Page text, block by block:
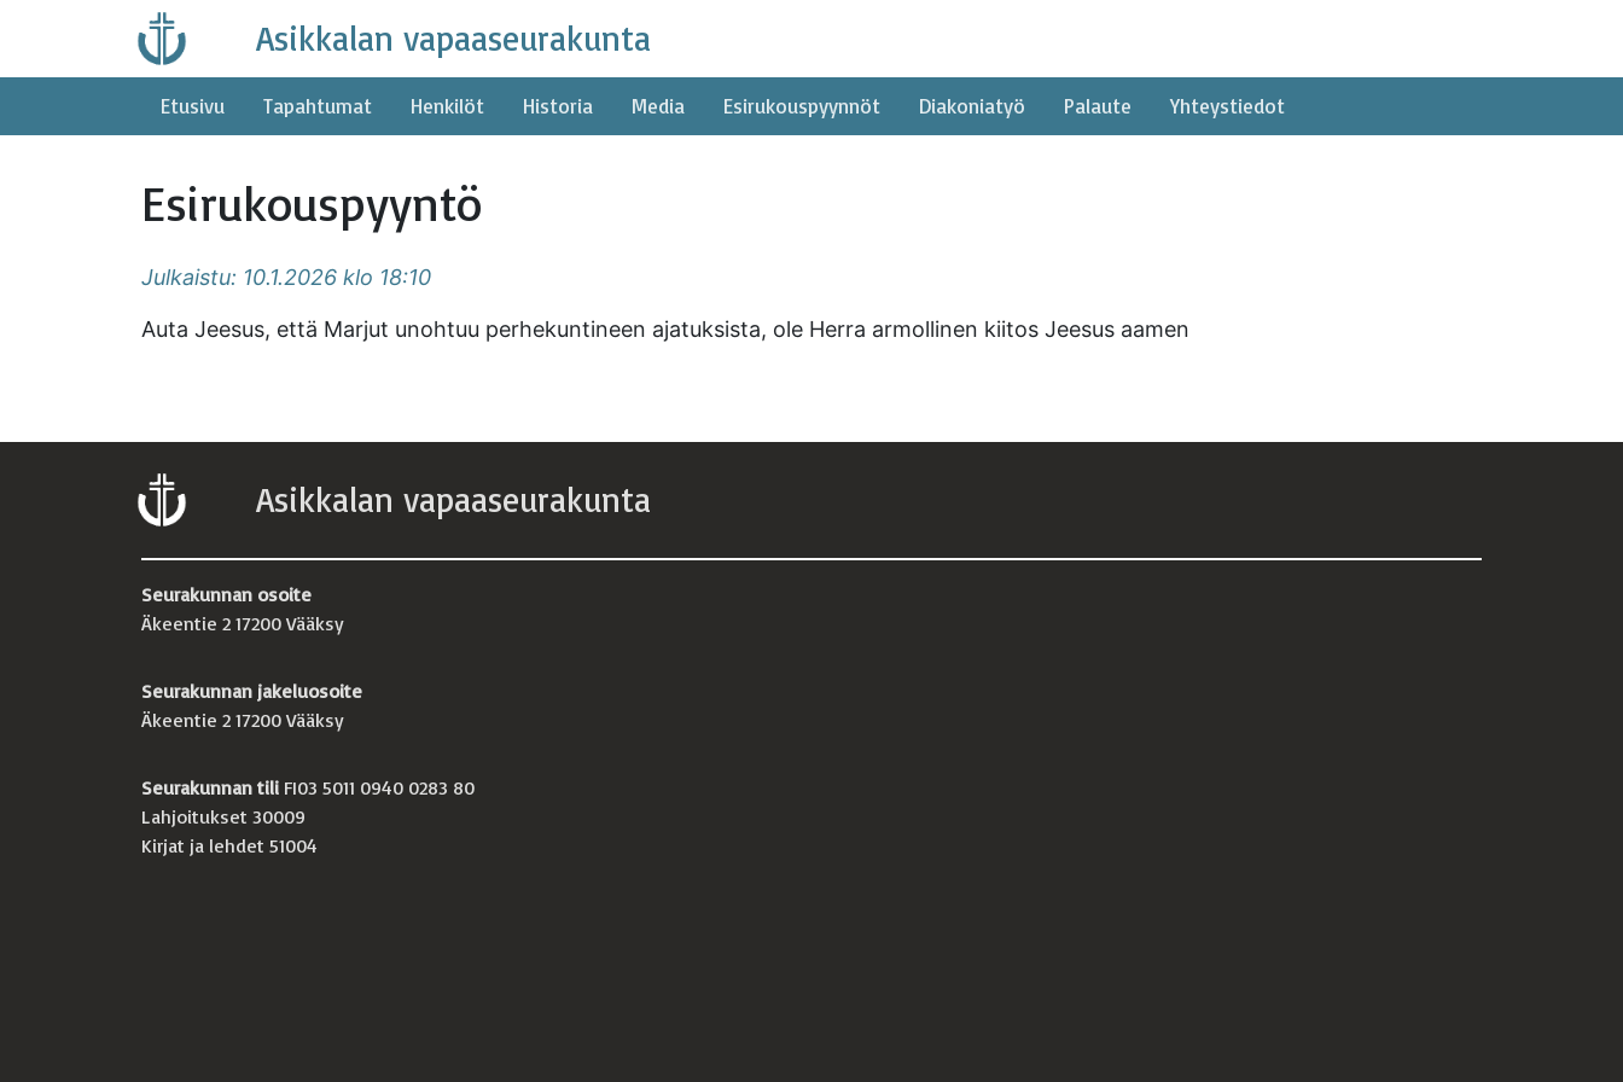
content
Asikkalan vapaaseurakunta
Etusivu Tapahtumat Henkilöt Historia Media Esirukouspyynnöt Diakoniatyö Palaute Yhteystiedot
Esirukouspyyntö
Julkaistu: 10.1.2026 klo 18:10
Auta Jeesus, että Marjut unohtuu perhekuntineen ajatuksista, ole Herra armollinen kiitos Jeesus aamen
Asikkalan vapaaseurakunta
Seurakunnan osoite
Äkeentie 2 17200 Vääksy
Seurakunnan jakeluosoite
Äkeentie 2 17200 Vääksy
Seurakunnan tili FI03 5011 0940 0283 80
Lahjoitukset 30009
Kirjat ja lehdet 51004